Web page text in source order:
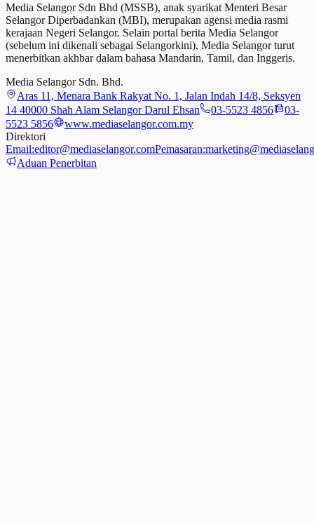
Media Selangor Sdn Bhd (MSSB), anak syarikat Menteri Besar
Selangor Diperbadankan (MBI), merupakan agensi media rasmi
kerajaan Negeri Selangor. Selain portal berita Media Selangor
(sebelum ini dikenali sebagai Selangorkini), Media Selangor turut
menerbitkan akhbar dalam bahasa Mandarin, Tamil, dan Inggeris.
Media Selangor Sdn. Bhd.
Aras 11, Menara Bank Rakyat No. 1, Jalan Indah 14/8, Seksyen
14 40000 Shah Alam Selangor Darul Ehsan
03-5523 4856
03-
5523 5856
www.mediaselangor.com.my
Direktori
Email:editor@mediaselangor.comPemasaran:
Aduan Penerbitan